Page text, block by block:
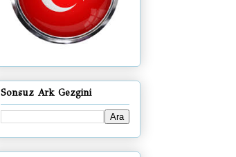
Sonsuz Ark Gezgini